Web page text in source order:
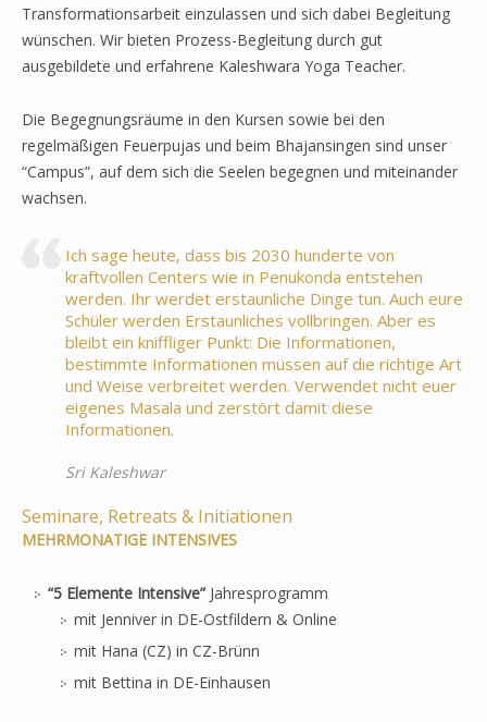
Transformationsarbeit einzulassen und sich dabei Begleitung
wünschen. Wir bieten Prozess-Begleitung durch gut
ausgebildete und erfahrene Kaleshwara Yoga Teacher.
Die Begegnungsräume in den Kursen sowie bei den
regelmäßigen Feuerpujas und beim Bhajansingen sind unser
“Campus”, auf dem sich die Seelen begegnen und miteinander
wachsen.
Ich sage heute, dass bis 2030 hunderte von
kraftvollen Centers wie in Penukonda entstehen
werden. Ihr werdet erstaunliche Dinge tun. Auch eure
Schüler werden Erstaunliches vollbringen. Aber es
bleibt ein kniffliger Punkt: Die Informationen,
bestimmte Informationen müssen auf die richtige Art
und Weise verbreitet werden. Verwendet nicht euer
eigenes Masala und zerstört damit diese
Informationen.
Sri Kaleshwar
Seminare, Retreats & Initiationen
MEHRMONATIGE INTENSIVES
“5 Elemente Intensive” Jahresprogramm
mit Jenniver in DE-Ostfildern & Online
mit Hana (CZ) in CZ-Brünn
mit Bettina in DE-Einhausen